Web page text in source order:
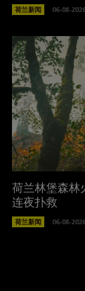
荷兰新闻 06-08-2026
荷兰林堡森林
连夜扑救
荷兰新闻 06-08-2026